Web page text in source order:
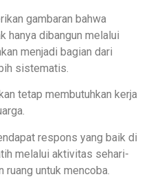
gambaran bahwa
hanya dibangun melalui
menjadi bagian dari
sistematis.
tetap membutuhkan kerja
respons yang baik di
melalui aktivitas sehari-
untuk mencoba.